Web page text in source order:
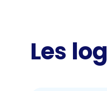
Les